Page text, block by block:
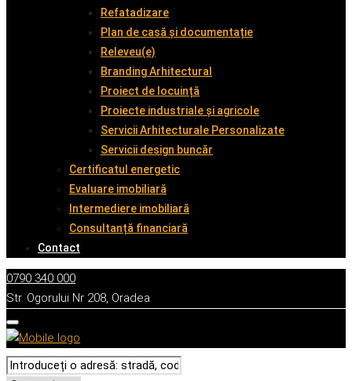
Refatadizare
Plan de casă și documentație
Releveu(e)
Branding Arhitectural
Proiect de locuință
Proiecte industriale și agricole
Servicii Arhitecturale Personalizate
Servicii design buncăr
Certificatul energetic
Evaluare imobiliară
Intermediere imobiliară
Consultanță financiară
Contact
0790 340 000
Str. Ogorului Nr 208, Oradea